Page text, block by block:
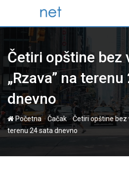
content
Četiri opštine bez
„Rzava” na
dnevno
Početna-Čačak-Četiri opštine bez
terenu 24 sata dnevno